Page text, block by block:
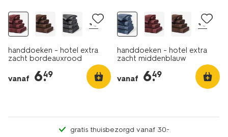
+8
handdoeken - hotel extra
zacht bordeauxrood
vanaf 6.
49
+8
handdoeken - hotel extra
zacht middenblauw
vanaf 6.
49
gratis thuisbezorgd vanaf 30.-